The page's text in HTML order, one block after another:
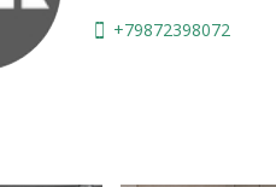
+79872398072